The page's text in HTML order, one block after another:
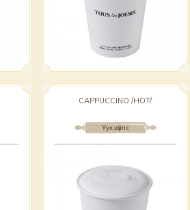
Уух зүйлс
CAPPUCCINO /HOT/